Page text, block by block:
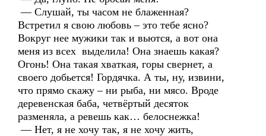
— Слушай, ты часом не блаженная?
Встретил я свою любовь – это тебе ясно?
Вокруг нее мужики так и вьются, а вот она
меня из всех выделила! Она знаешь какая?
Огонь! Она такая хваткая, горы свернет, а
своего добьется! Гордячка. А ты, ну, извини,
что прямо скажу – ни рыба, ни мясо. Вроде
деревенская баба, четвёртый десяток
разменяла, а ревешь как… белоснежка!
— Нет, я не хочу так, я не хочу жить,